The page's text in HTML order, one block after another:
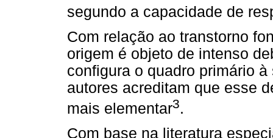
segundo a capacidade de
Com relação ao transtorno
origem é objeto de intenso
configura o quadro primário
autores acreditam que esse
mais elementar3.
Com base na literatura